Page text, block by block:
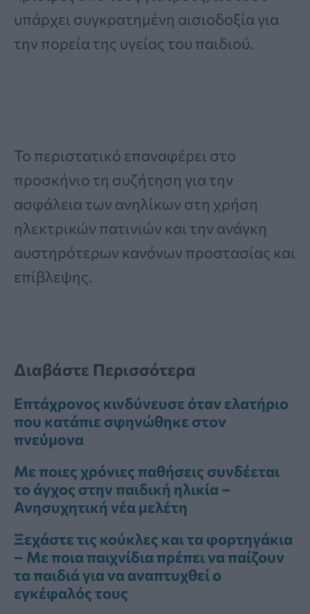
υπάρχει συγκρατημένη αισιοδοξία για
την πορεία της υγείας του παιδιού.
Το περιστατικό επαναφέρει στο
προσκήνιο τη συζήτηση για την
ασφάλεια των ανηλίκων στη χρήση
ηλεκτρικών πατινιών και την ανάγκη
αυστηρότερων κανόνων προστασίας και
επίβλεψης.
Διαβάστε Περισσότερα
Επτάχρονος κινδύνευσε όταν ελατήριο
που κατάπιε σφηνώθηκε στον
πνεύμονα
Με ποιες χρόνιες παθήσεις συνδέεται
το άγχος στην παιδική ηλικία –
Ανησυχητική νέα μελέτη
Ξεχάστε τις κούκλες και τα φορτηγάκια
– Με ποια παιχνίδια πρέπει να παίζουν
τα παιδιά για να αναπτυχθεί ο
εγκέφαλός τους